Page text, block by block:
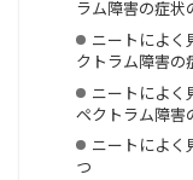
ラム障害の症状
ニートによく
クトラム障害の
ニートによく
ペクトラム障害
ニートによく
つ